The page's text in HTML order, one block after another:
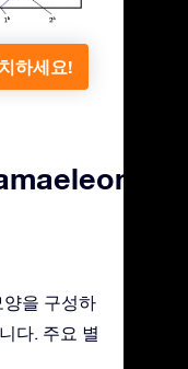
하세요!
을 구성하
다. 주요 별